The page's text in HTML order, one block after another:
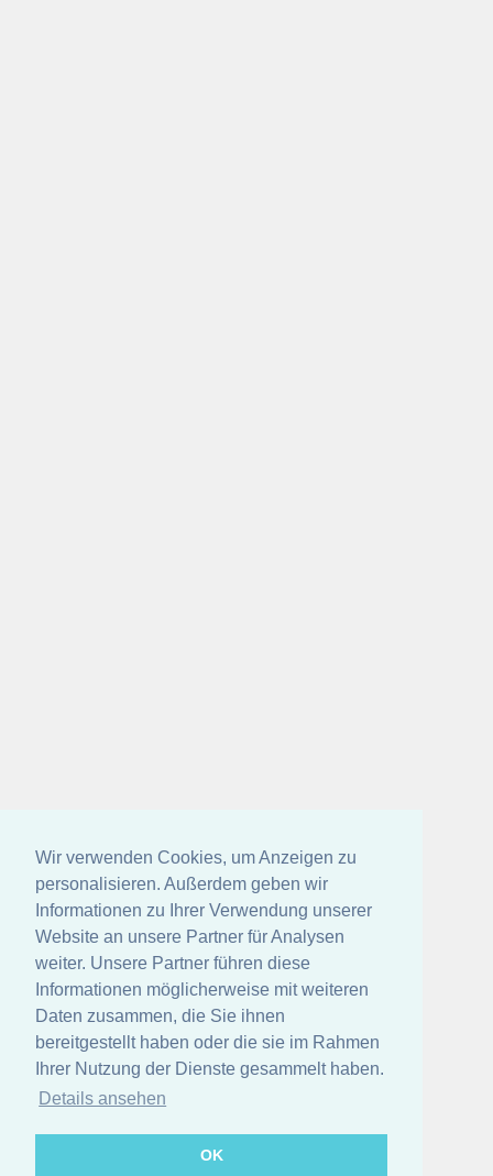
Wir verwenden Cookies, um Anzeigen zu
personalisieren. Außerdem geben wir
Informationen zu Ihrer Verwendung unserer
Website an unsere Partner für Analysen
weiter. Unsere Partner führen diese
Informationen möglicherweise mit weiteren
Daten zusammen, die Sie ihnen
bereitgestellt haben oder die sie im Rahmen
Ihrer Nutzung der Dienste gesammelt haben.
Details ansehen
OK